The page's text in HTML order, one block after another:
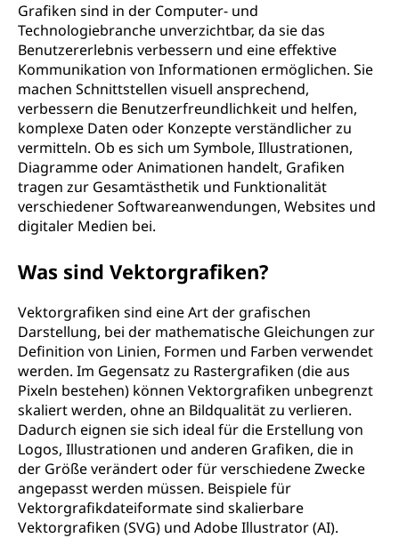
Grafiken sind in der Computer- und
Technologiebranche unverzichtbar, da sie das
Benutzererlebnis verbessern und eine effektive
Kommunikation von Informationen ermöglichen. Sie
machen Schnittstellen visuell ansprechend,
verbessern die Benutzerfreundlichkeit und helfen,
komplexe Daten oder Konzepte verständlicher zu
vermitteln. Ob es sich um Symbole, Illustrationen,
Diagramme oder Animationen handelt, Grafiken
tragen zur Gesamtästhetik und Funktionalität
verschiedener Softwareanwendungen, Websites und
digitaler Medien bei.
Was sind Vektorgrafiken?
Vektorgrafiken sind eine Art der grafischen
Darstellung, bei der mathematische Gleichungen zur
Definition von Linien, Formen und Farben verwendet
werden. Im Gegensatz zu Rastergrafiken (die aus
Pixeln bestehen) können Vektorgrafiken unbegrenzt
skaliert werden, ohne an Bildqualität zu verlieren.
Dadurch eignen sie sich ideal für die Erstellung von
Logos, Illustrationen und anderen Grafiken, die in
der Größe verändert oder für verschiedene Zwecke
angepasst werden müssen. Beispiele für
Vektorgrafikdateiformate sind skalierbare
Vektorgrafiken (SVG) und Adobe Illustrator (AI).